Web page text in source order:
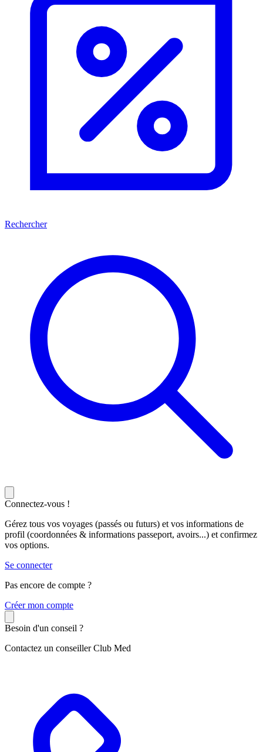
Rechercher
Connectez-vous !
Gérez tous vos voyages (passés ou futurs) et vos informations de
profil (coordonnées & informations passeport, avoirs...) et confirmez
vos options.
Se connecter
Pas encore de compte ?
Créer mon compte
Besoin d'un conseil ?
Contactez un conseiller Club Med